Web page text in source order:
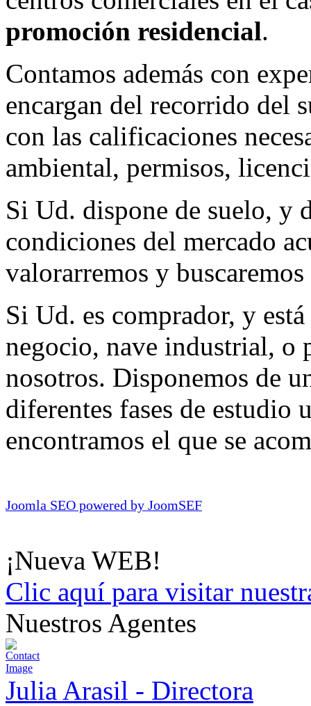
promoción residencial.
Contamos además con
encargan del recorrido del
con las calificaciones
ambiental, permisos,
Si Ud. dispone de suelo, y
condiciones del mercado
valorarremos y
Si Ud. es comprador, y
negocio, nave industrial, o
nosotros. Disponemos de
diferentes fases de estudio
encontramos el que se
Joomla SEO powered by JoomSEF
¡Nueva WEB!
Clic aquí para visitar
Nuestros Agentes
Julia Arasil - Directora